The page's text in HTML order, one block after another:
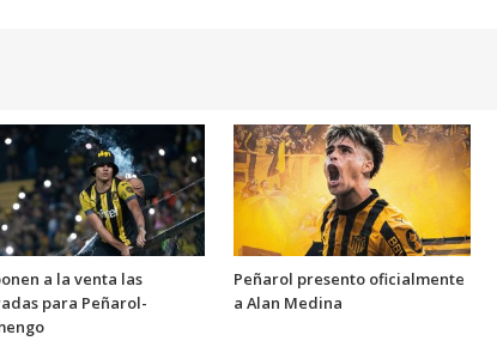
a la venta las
para Peñarol-
Peñarol presento oficialmente
a Alan Medina